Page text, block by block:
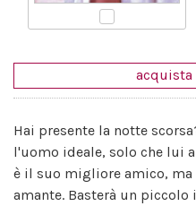
acquista
Hai presente la notte
l'uomo ideale, solo che lui
è il suo migliore amico, ma
amante. Basterà un